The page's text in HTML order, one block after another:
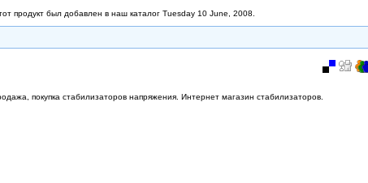
продукт был добавлен в наш каталог Tuesday 10 June, 2008.
покупка стабилизаторов напряжения. Интернет магазин стабилизаторов.